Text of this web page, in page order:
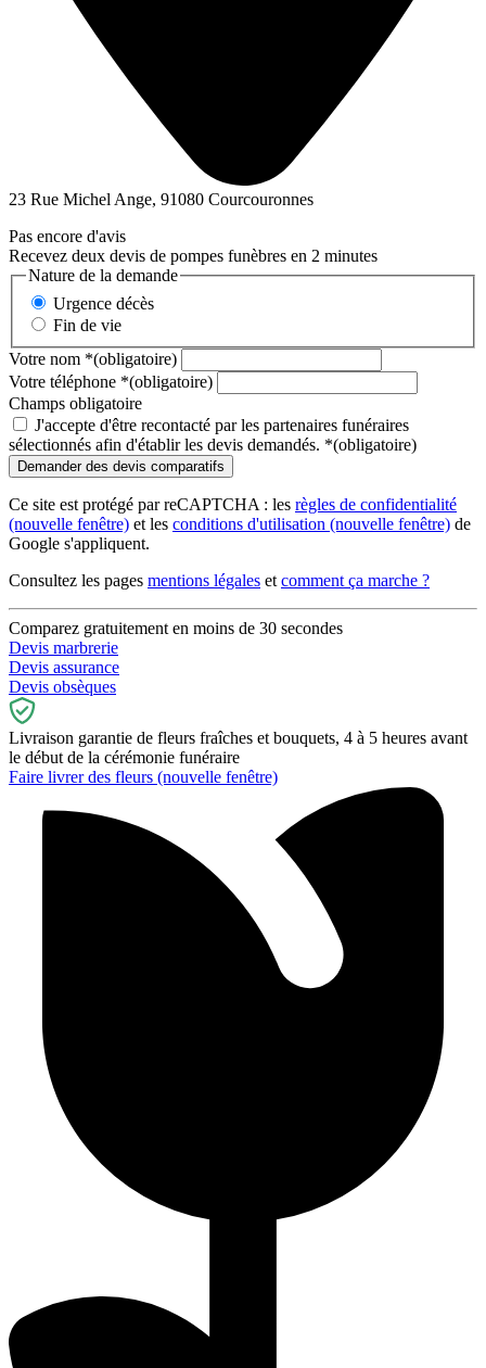
23 Rue Michel Ange, 91080 Courcouronnes
Pas encore d'avis
Recevez deux devis de pompes funèbres en 2 minutes
Nature de la demande
Urgence décès
Fin de vie
Votre nom *(obligatoire)
Votre téléphone *(obligatoire)
Champs obligatoire
J'accepte d'être recontacté par les partenaires funéraires
sélectionnés afin d'établir les devis demandés. *(obligatoire)
Ce site est protégé par reCAPTCHA : les règles de confidentialité
(nouvelle fenêtre) et les conditions d'utilisation (nouvelle fenêtre) de
Google s'appliquent.
Consultez les pages mentions légales et comment ça marche ?
Comparez gratuitement en moins de 30 secondes
Devis marbrerie
Devis assurance
Devis obsèques
Livraison garantie de fleurs fraîches et bouquets, 4 à 5 heures avant
le début de la cérémonie funéraire
Faire livrer des fleurs (nouvelle fenêtre)